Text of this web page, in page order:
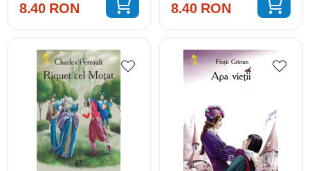
8.40 RON 8.40 RON